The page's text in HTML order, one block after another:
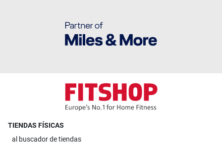
TIENDAS FÍSICAS
al buscador de tiendas